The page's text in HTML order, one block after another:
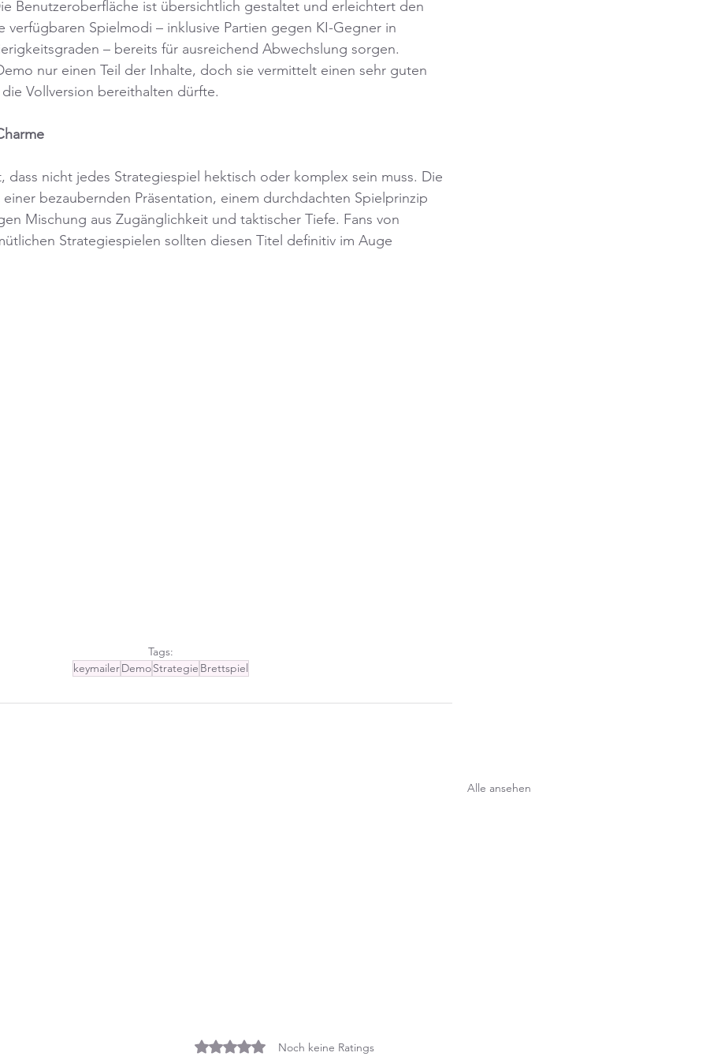
Benutzeroberfläche ist übersichtlich gestaltet und erleichtert den
verfügbaren Spielmodi – inklusive Partien gegen KI-Gegner in
– bereits für ausreichend Abwechslung sorgen.
nur einen Teil der Inhalte, doch sie vermittelt einen sehr guten
Vollversion bereithalten dürfte.
dass nicht jedes Strategiespiel hektisch oder komplex sein muss. Die
bezaubernden Präsentation, einem durchdachten Spielprinzip
Mischung aus Zugänglichkeit und taktischer Tiefe. Fans von
Strategiespielen sollten diesen Titel definitiv im Auge
Tags:
keymailerDemoStrategie Brettspiel
Alle ansehen
Mit 0 von 5 Sternen bewertet.
Noch keine Ratings